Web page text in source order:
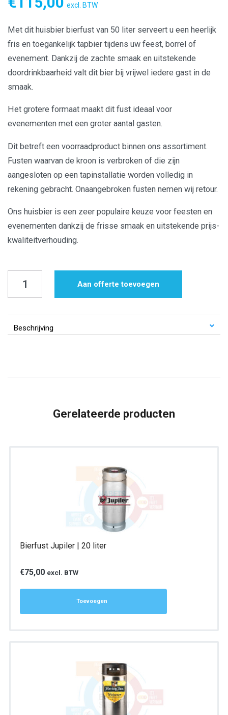
excl. BTW
Met dit huisbier bierfust van 50 liter serveert u een heerlijk
fris en toegankelijk tapbier tijdens uw feest, borrel of
evenement. Dankzij de zachte smaak en uitstekende
doordrinkbaarheid valt dit bier bij vrijwel iedere gast in de
smaak.
Het grotere formaat maakt dit fust ideaal voor
evenementen met een groter aantal gasten.
Dit betreft een voorraadproduct binnen ons assortiment.
Fusten waarvan de kroon is verbroken of die zijn
aangesloten op een tapinstallatie worden volledig in
rekening gebracht. Onaangebroken fusten nemen wij retour.
Ons huisbier is een zeer populaire keuze voor feesten en
evenementen dankzij de frisse smaak en uitstekende prijs-
kwaliteitverhouding.
Bierfust
50
Aan offerte toevoegen
Beschrijving
Gerelateerde producten
Bierfust Jupiler | 20 liter
€75,00 excl. BTW
Toevoegen